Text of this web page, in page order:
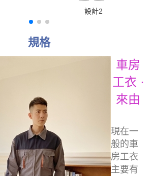
設計2
規格
車房
工衣 ·
來由
現在一
般的車
房工衣
主要有